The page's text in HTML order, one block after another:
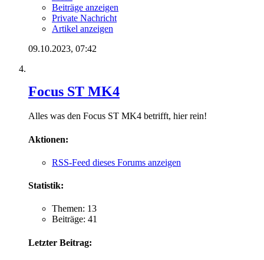
Beiträge anzeigen
Private Nachricht
Artikel anzeigen
09.10.2023, 07:42
Focus ST MK4
Alles was den Focus ST MK4 betrifft, hier rein!
Aktionen:
RSS-Feed dieses Forums anzeigen
Statistik:
Themen: 13
Beiträge: 41
Letzter Beitrag: